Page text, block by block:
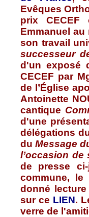
Evêques
prix CECEF
Emmanuel au
son travail
successeur
d'un exposé
CECEF par
de l’Église
Antoinette
cantique
d'une
délégations
duMessage
l’occasion de
de presse
commune,
donné lecture
sur ce LIEN.
verre de